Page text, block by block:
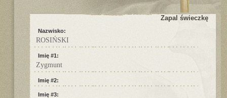
Zapal świeczkę
Nazwisko:
ROSIŃSKI
Imię #1:
Zygmunt
Imię #2:
Imię #3: